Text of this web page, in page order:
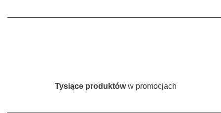
Tysiące produktóww promocjach